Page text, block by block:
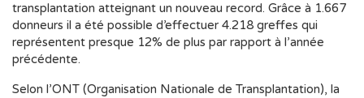
transplantation atteignant un nouveau record. Grâce à 1.667
donneurs il a été possible d’effectuer 4.218 greffes qui
représentent presque 12% de plus par rapport à l’année
précédente.
Selon l’ONT (Organisation Nationale de Transplantation), la